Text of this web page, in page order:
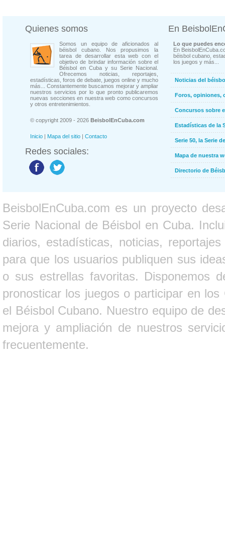
Quienes somos
Somos un equipo de aficionados al
béisbol cubano. Nos propusimos la
tarea de desarrollar esta web con el
objetivo de brindar información sobre el
Béisbol en Cuba y su Serie Nacional.
Ofrecemos noticias, reportajes,
estadísticas, foros de debate, juegos online y mucho
más... Constantemente buscamos mejorar y ampliar
nuestros servicios por lo que pronto publicaremos
nuevas secciones en nuestra web como concursos
y otros entretenimientos.
© copyright 2009 - 2026 BeisbolEnCuba.com
Inicio | Mapa del sitio | Contacto
Redes sociales:
En
Lo que puedes
En
béisbol cubano,
los juegos y más...
Noticias del
Foros, opiniones,
Concursos sobre
Estadísticas de la
Serie 50, la Serie
Mapa de nuestra
Directorio de
BeisbolEnCuba.com es un proyecto
Serie Nacional de Béisbol en Cuba.
diarios, estadísticas, noticias,
para que los usuarios publiquen sus
o sus estrellas favoritas. Disponemos
pronosticar los juegos o participar en
el Béisbol Cubano. Nuestro equipo de
mejora y ampliación de nuestros
frecuentemente.